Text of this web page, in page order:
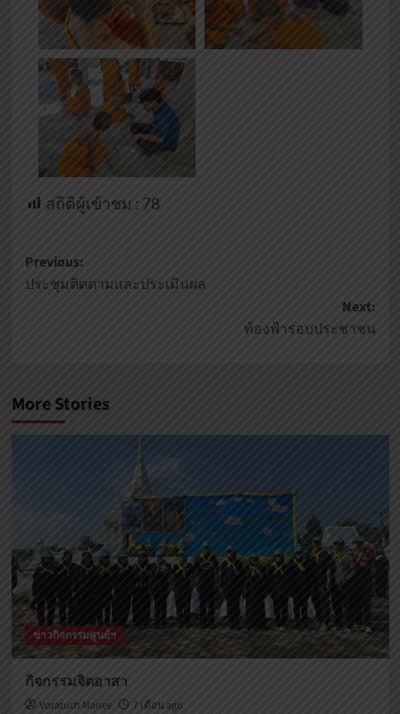
สถิติผู้เข้าชม : 78
Previous:
ประชุมติดตามและประเมินผล
Next:
ท้องฟ้ารอบประชาชน
More Stories
ข่าวกิจกรรมศูนย์ฯ
กิจกรรมจิตอาสา
Voratuch Manee 7 เดือน ago